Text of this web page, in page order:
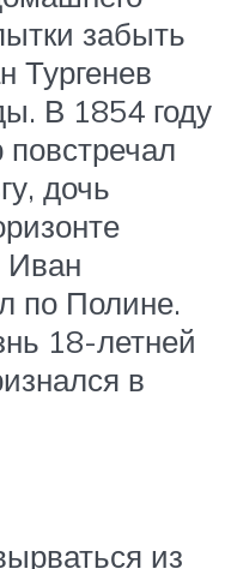
забыть
Тургенев
В 1854 году
дочь
Иван
по Полине.
18-летней
в
из